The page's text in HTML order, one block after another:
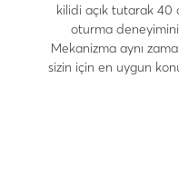
kilidi açık tutarak
oturma
Mekanizma aynı
sizin için en uygun